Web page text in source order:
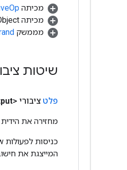
מכיתה
מכיתה java.lang.Object
מממשק
שיטות
פלט ציבורי <Boolian>
מחזירה את
המייצגת את